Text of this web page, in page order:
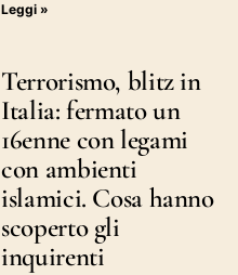
Leggi »
Terrorismo, blitz in
Italia: fermato un
16enne con legami
con ambienti
islamici. Cosa hanno
scoperto gli
inquirenti